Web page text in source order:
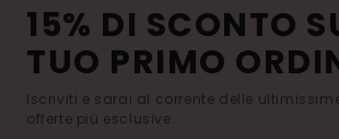
15% DI SCONTO
TUO PRIMO
Iscriviti e sarai al corrente delle
offerte più esclusive.